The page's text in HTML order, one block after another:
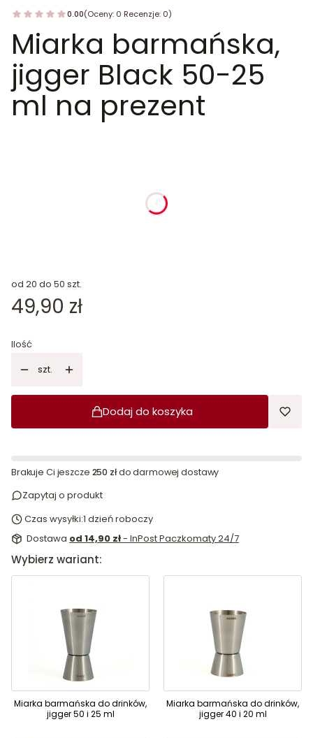
0.00(Oceny: 0 Recenzje: 0)
Miarka barmańska,
jigger Black 50-25
ml na prezent
godziny
od 20 do 50 szt.
Cena
49,90 zł
Ilość
szt.
Dodaj do koszyka
Brakuje Ci jeszcze 250 złdo darmowej dostawy
Zapytaj o produkt
Czas wysyłki:1 dzień roboczy
Dostawa od 14,90 zł- InPost Paczkomaty 24/7
Wybierz wariant:
Miarka barmańska do drinków,
jigger 50 i 25 ml
Miarka barmańska do drinków,
jigger 40 i 20 ml